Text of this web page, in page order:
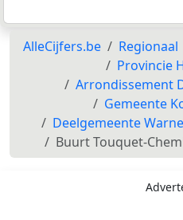
AlleCijfers.be Regionaal
Provincie
Arrondissement
Gemeente
Deelgemeente
Buurt Touquet-